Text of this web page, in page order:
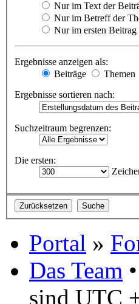
Nur im Text der
Nur im Betreff der
Nur im ersten Beitrag
Ergebnisse anzeigen als:
Beiträge
Themen
Ergebnisse sortieren nach:
Suchzeitraum begrenzen:
Die ersten:
Portal »
Das Team •
sind UTC